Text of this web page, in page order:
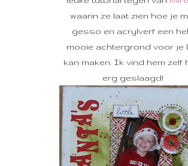
waarin ze laat zien hoe je
gesso en acrylverf een
mooie achtergrond voor je
kan maken. Ik vind hem zelf
erg geslaagd!